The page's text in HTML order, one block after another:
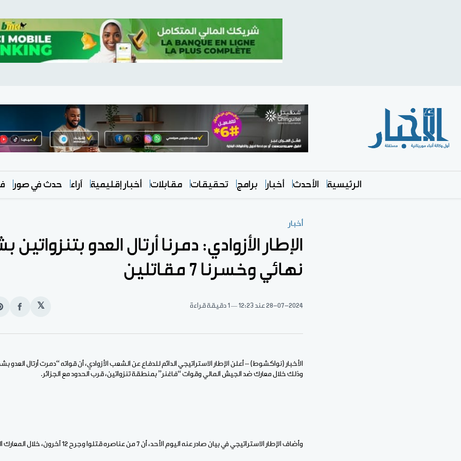
الرئيسية الأحدث أخبار برامج تحقيقات مقابلات أخبار إقليمية آراء حدث في صور
أخبار
الإطار الأزوادي: دمرنا أرتال العدو
نهائي وخسرنا 7 مقاتلين
28-07-2024عند 12:23 1 دقيقة قراءة 𝕏
انشر
الأخبار (نواكشوط) – أعلن الإطار الاستراتيجي الدائم للدفاع عن الشعب الأزوادي، أن قواته “دمرت أرتال
وذلك خلال معارك ضد الجيش المالي وقوات “فاغنر” بمنطقة تنزواتين، قرب الحدود مع الجزائر.
وأضاف الإطار الاستراتيجي في بيان صادر عنه اليوم الأحد، أن 7 من عناصره قتلوا وجرح 12 آخرون، خلال المعارك التي استمرت 3 أيام.